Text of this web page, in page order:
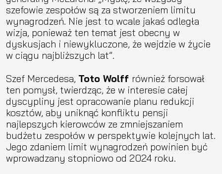
szefowie zespołów są za stworzeniem limitu
wynagrodzeń. Nie jest to wcale jakaś odległa
wizja, ponieważ ten temat jest obecny w
dyskusjach i niewykluczone, że wejdzie w życie
w ciągu najbliższych lat”.
Szef Mercedesa, Toto Wolff również forsował
ten pomysł, twierdząc, że w interesie całej
dyscypliny jest opracowanie planu redukcji
kosztów, aby uniknąć konfliktu pensji
najlepszych kierowców ze zmniejszaniem
budżetu zespołów w perspektywie kolejnych lat.
Jego zdaniem ​​limit wynagrodzeń powinien być
wprowadzany stopniowo od 2024 roku.